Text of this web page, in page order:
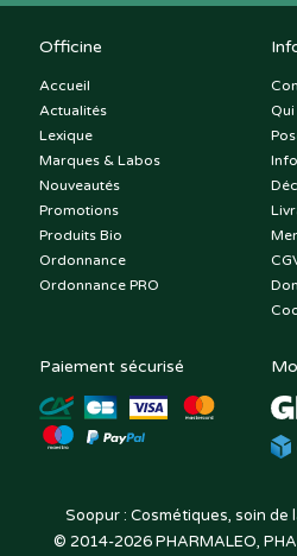
Officine
Accueil
Actualités
Lexique
Marques & Labos
Nouveautés
Promotions
Produits Bio
Ordonnance
Ordonnance PRO
Paiement sécurisé
Soopur : Cosmétiques, soin
© 2014-2026PHARMALEO,